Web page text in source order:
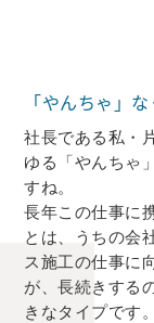
「やんちゃ」
社長である私・
ゆる「やんちゃ
すね。
長年この仕事に
とは、うちの会
ス施工の仕事に
が、長続きする
きなタイプです。